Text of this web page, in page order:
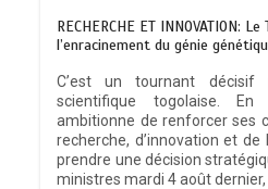
RECHERCHE ET INNOVATION:
l’enracinement du génie
C’est un tournant décisif
scientifique togolaise.
ambitionne de renforcer ses
recherche, d’innovation et
prendre une décision
ministres mardi 4 août dernier,